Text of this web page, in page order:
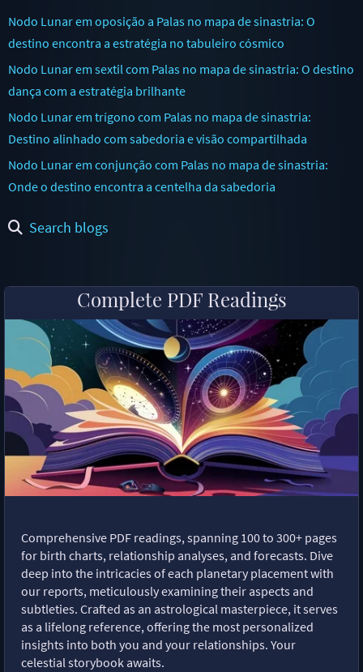
Nodo Lunar em oposição a Palas no mapa de sinastria: O
destino encontra a estratégia no tabuleiro cósmico
Nodo Lunar em sextil com Palas no mapa de sinastria: O destino
dança com a estratégia brilhante
Nodo Lunar em trígono com Palas no mapa de sinastria:
Destino alinhado com sabedoria e visão compartilhada
Nodo Lunar em conjunção com Palas no mapa de sinastria:
Onde o destino encontra a centelha da sabedoria
Search blogs
Complete PDF Readings
Comprehensive PDF readings, spanning 100 to 300+ pages
for birth charts, relationship analyses, and forecasts. Dive
deep into the intricacies of each planetary placement with
our reports, meticulously examining their aspects and
subtleties. Crafted as an astrological masterpiece, it serves
as a lifelong reference, offering the most personalized
insights into both you and your relationships. Your
celestial storybook awaits.